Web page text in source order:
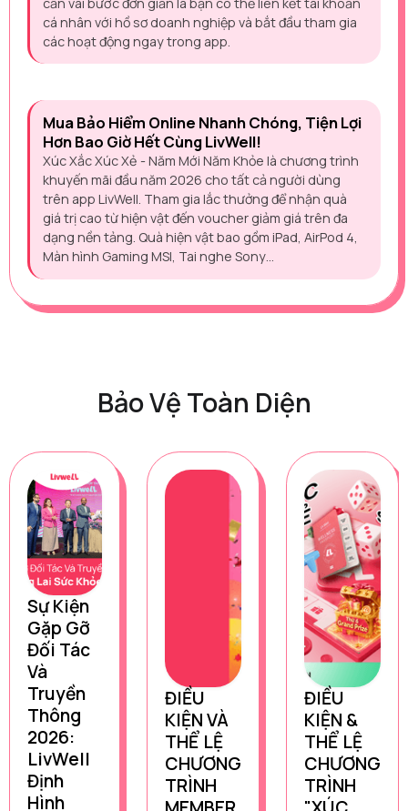
cá nhân với hồ sơ doanh nghiệp và bắt đầu tham gia
các hoạt động ngay trong app.
Mua Bảo Hiểm Online Nhanh Chóng, Tiện Lợi
Hơn Bao Giờ Hết Cùng LivWell!
Xúc Xắc Xúc Xẻ - Năm Mới Năm Khỏe là chương trình
khuyến mãi đầu năm 2026 cho tất cả người dùng
trên app LivWell. Tham gia lắc thưởng để nhận quà
giá trị cao từ hiện vật đến voucher giảm giá trên đa
dạng nền tảng. Quà hiện vật bao gồm iPad, AirPod 4,
Màn hình Gaming MSI, Tai nghe Sony…
Bảo Vệ Toàn Diện
Sự Kiện
Gặp Gỡ
Đối Tác
Và
Truyền
Thông
2026:
LivWell
Định
Hình
ĐIỀU
KIỆN VÀ
THỂ LỆ
CHƯƠNG
TRÌNH
ĐIỀU
KIỆN &
THỂ LỆ
CHƯƠNG
TRÌNH